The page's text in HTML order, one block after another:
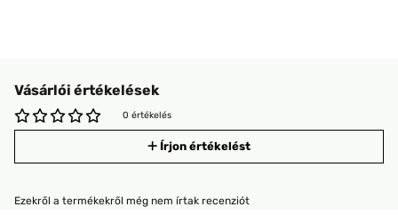
Vásárlói értékelések
0 értékelés
Írjon értékelést
Ezekről a termékekről még nem írtak recenziót